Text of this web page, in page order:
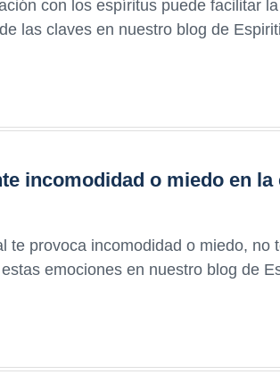
con los espíritus puede facilitar
las claves en nuestro blog de
incomodidad o miedo en
te provoca incomodidad o miedo, no
emociones en nuestro blog de